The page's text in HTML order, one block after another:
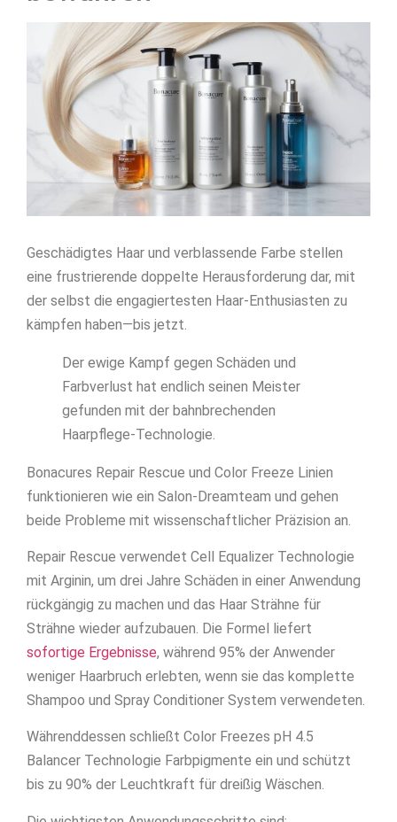
Geschädigtes Haar und verblassende Farbe stellen
eine frustrierende doppelte Herausforderung dar, mit
der selbst die engagiertesten Haar-Enthusiasten zu
kämpfen haben—bis jetzt.
Der ewige Kampf gegen Schäden und
Farbverlust hat endlich seinen Meister
gefunden mit der bahnbrechenden
Haarpflege-Technologie.
Bonacures Repair Rescue und Color Freeze Linien
funktionieren wie ein Salon-Dreamteam und gehen
beide Probleme mit wissenschaftlicher Präzision an.
Repair Rescue verwendet Cell Equalizer Technologie
mit Arginin, um drei Jahre Schäden in einer Anwendung
rückgängig zu machen und das Haar Strähne für
Strähne wieder aufzubauen. Die Formel liefert
sofortige Ergebnisse, während 95% der Anwender
weniger Haarbruch erlebten, wenn sie das komplette
Shampoo und Spray Conditioner System verwendeten.
Währenddessen schließt Color Freezes pH 4.5
Balancer Technologie Farbpigmente ein und schützt
bis zu 90% der Leuchtkraft für dreißig Wäschen.